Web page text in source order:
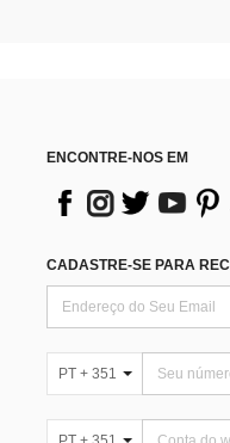
ENCONTRE-NOS EM
CADASTRE-SE PARA
PT + 351